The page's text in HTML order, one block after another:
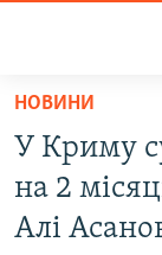
Перейти
основного
матеріалу
Перейти
до
ВОДА.КРИМ
ВІДЕО ТА ФОТО
НОВИНИ
У Криму
на 2
Алі